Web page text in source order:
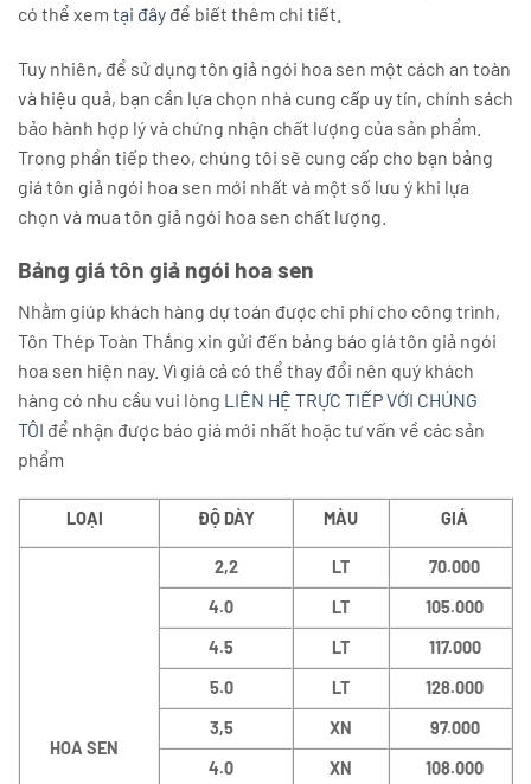
có thể xem tại đây để biết thêm chi tiết.
Tuy nhiên, để sử dụng tôn giả ngói hoa sen một cách an toàn
và hiệu quả, bạn cần lựa chọn nhà cung cấp uy tín, chính sách
bảo hành hợp lý và chứng nhận chất lượng của sản phẩm.
Trong phần tiếp theo, chúng tôi sẽ cung cấp cho bạn bảng
giá tôn giả ngói hoa sen mới nhất và một số lưu ý khi lựa
chọn và mua tôn giả ngói hoa sen chất lượng.
Bảng giá tôn giả ngói hoa sen
Nhằm giúp khách hàng dự toán được chi phí cho công trình,
Tôn Thép Toàn Thắng xin gửi đến bảng báo giá tôn giả ngói
hoa sen hiện nay. Vì giá cả có thể thay đổi nên quý khách
hàng có nhu cầu vui lòng LIÊN HỆ TRỰC TIẾP VỚI CHÚNG
TÔI để nhận được báo giá mới nhất hoặc tư vấn về các sản
phẩm
LOẠI ĐỘ DÀY MÀU GIÁ
HOA SEN
2,2 LT
70.000
4.0
LT
105.000
4.5
LT
117.000
5.0
LT
128.000
3,5
XN
97.000
4.0
XN
108.000